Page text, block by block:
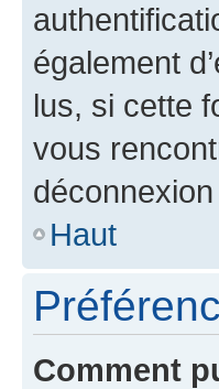
également
lus, si cette
vous
Haut
Comment